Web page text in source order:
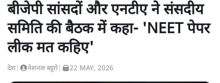
बीजेपी सांसदों और एनटीए ने संसदीय
समिति की बैठक में कहा- 'NEET पेपर
लीक मत कहिए'
देश नेशनल ब्यूरो 22 MAY, 2026